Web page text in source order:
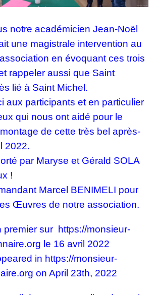
notre académicien Jean-Noël
une magistrale intervention au
en évoquant ces trois
rappeler aussi que Saint
lié à Saint Michel.
aux participants et en particulier
qui nous ont aidé pour le
de cette très bel après-
2022.
par Maryse et Gérald SOLA
!
Marcel BENIMELI pour
Œuvres de notre association.
premier sur
https://monsieur-
le 16 avril 2022
in https://monsieur-
on April 23th, 2022